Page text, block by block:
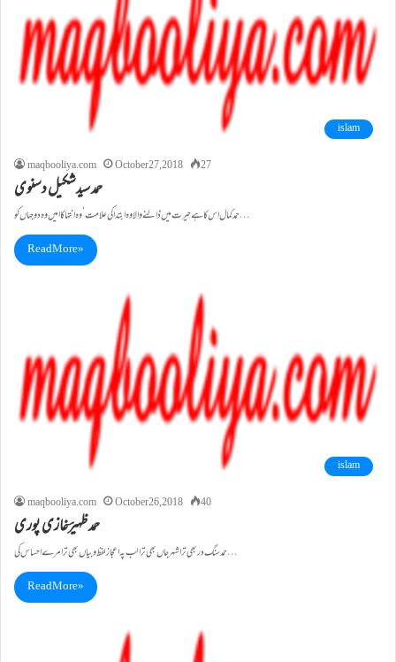
islam
maqbooliya.com
October 27, 2018 27
حمد سیدشکیل دسنوی
حمد کمال اس کا ہے حیرت میں ڈالنے والا وہ ابتدا کی علامت‘ وہ انتہا کا امیں وہ دوجہاں کو…
Read More »
islam
maqbooliya.com
October 26, 2018 40
حمد ظہیرؔغازی پوری
حمد سنگ در بھی ترا شہر جاں بھی ترا لب پہ اعجاز لفظ و بیاں بھی ترا مرے احساس کی…
Read More »